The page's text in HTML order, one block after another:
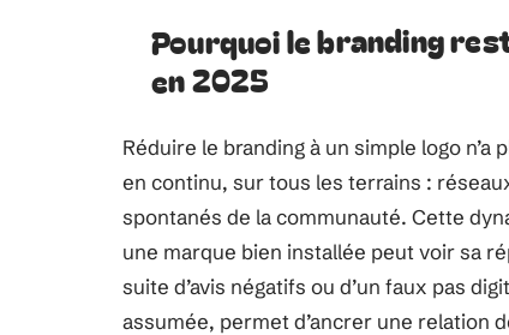
Pourquoi le branding
en 2025
Réduire le branding à un simple logo n’a
en continu, sur tous les terrains :
spontanés de la communauté. Cette
une marque bien installée peut voir sa
suite d’avis négatifs ou d’un faux pas
assumée, permet d’ancrer une relation